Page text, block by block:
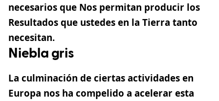
necesarios que Nos permitan producir los
Resultados que ustedes en la Tierra tanto
necesitan.
Niebla gris
La culminación de ciertas actividades en
Europa nos ha compelido a acelerar esta